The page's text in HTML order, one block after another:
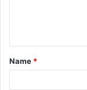
t
*
Name *